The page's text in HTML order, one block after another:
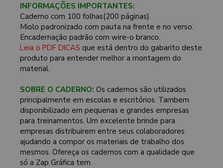
INFORMAÇÕES IMPORTANTES:
Caderno com 100 folhas(200 páginas).
Miolo padronizado com pauta na frente e no verso.
Encadernação padrão com wire-o branco.
Leia o PDF DICAS que está dentro do gabarito deste
produto para entender melhor a montagem do
material.
SOBRE O CADERNO: Os cadernos são utilizados
principalmente em escolas e escritórios. Tambem
disponibilizado em pequenas e grandes empresas
para treinamentos. Um excelente brinde para
empresas distribuirem entre seus colaboradores
ajudando a compor os materiais de trabalho dos
mesmos. Ofereça os cadernos com a qualidade que
só a Zap Gráfica tem.